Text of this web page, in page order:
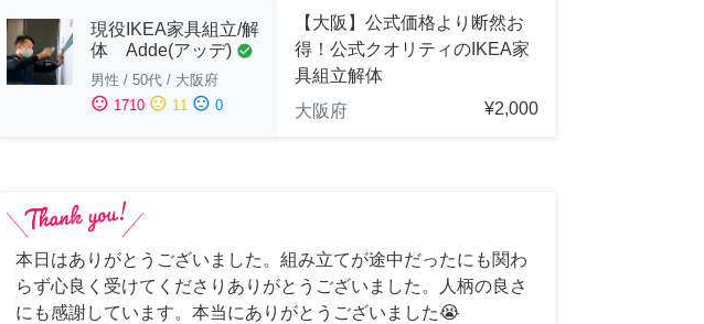
現役IKEA家具組立/解
体 Adde(アッデ) check_circle
男性 / 50代 / 大阪府
sentiment_satisfied 1710 sentiment_neutral 11 sentiment_dissatisfied 0
【大阪】公式価格より断然お
得！公式クオリティのIKEA家
具組立解体
大阪府
¥2,000
本日はありがとうございました。組み立てが途中だったにも関わ
らず心良く受けてくださりありがとうございました。人柄の良さ
にも感謝しています。本当にありがとうございました😭